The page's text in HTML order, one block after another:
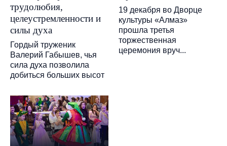
трудолюбия,
целеустремленности и
силы духа
Гордый труженик
Валерий Габышев, чья
сила духа позволила
добиться больших высот
19 декабря во Дворце
культуры «Алмаз»
прошла третья
торжественная
церемония вруч...